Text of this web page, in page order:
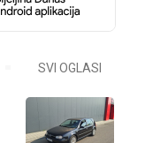
SVI OGLASI